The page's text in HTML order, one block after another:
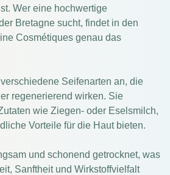
Wer eine hochwertige
Bretagne sucht, findet in den
Cosmétiques genau das
Seifenarten an, die
regenerierend wirken. Sie
wie Ziegen- oder Eselsmilch,
Vorteile für die Haut bieten.
und schonend getrocknet, was
Sanftheit und Wirkstoffvielfalt